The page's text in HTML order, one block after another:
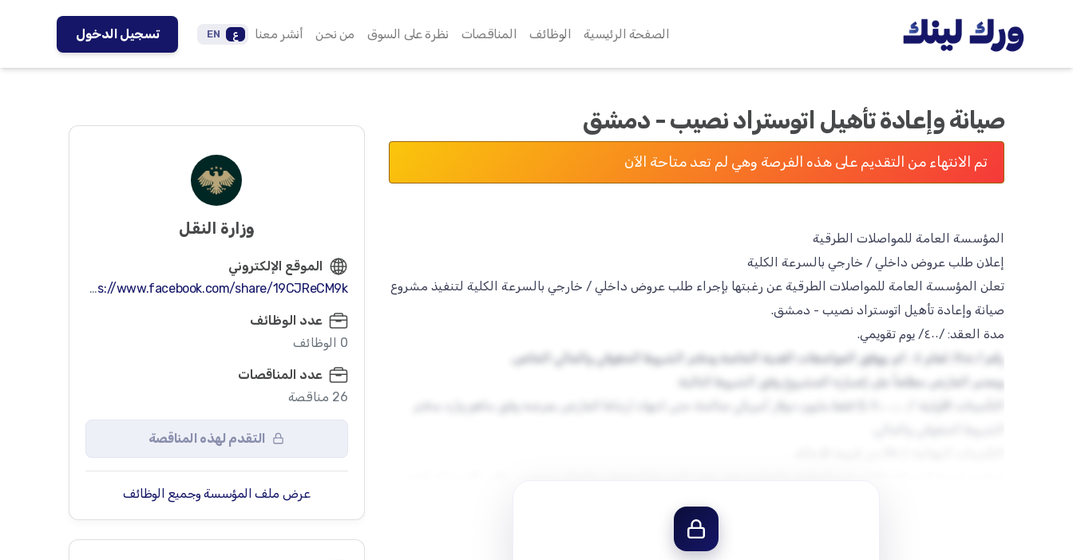
الصفحة الرئيسية الوظائف المناقصات نظرة على السوق من نحن أنشر معنا ع EN تسجيل الدخول
صيانة وإعادة تأهيل اتوستراد نصيب - دمشق
تم الانتهاء من التقديم على هذه الفرصة وهي لم تعد متاحة الآن
المؤسسة العامة للمواصلات الطرقية
إعلان طلب عروض داخلي / خارجي بالسرعة الكلية
تعلن المؤسسة العامة للمواصلات الطرقية عن رغبتها بإجراء طلب عروض داخلي / خارجي بالسرعة الكلية لتنفيذ مشروع
صيانة وإعادة تأهيل اتوستراد نصيب - دمشق.
مدة العقد: /٤٠٠/ يوم تقويمي.
تتم المناقصة وفق نظام عقود الجهات العامة الموحد الصادر بالقانون رقم /٥١/ لعام ٢٠٠٤م ودفتر الشروط العامة الصادر
بالمرسوم التشريعي
التأمينات الأولية: /١،٠٠٠،٠٠٠/ $ فقط مليون دولار أمريكي صالحة حتى انتهاء ارتباط العارض بعرضه وفق ماهو وارد بدفتر
وزارة النقل
الموقع الإلكتروني
https://www.facebook.com/share/19CJReCM9k/
عدد الوظائف
0 الوظائف
عدد المناقصات
26 مناقصة
عرض ملف المؤسسة وجميع الوظائف